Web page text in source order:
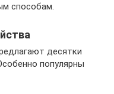
способам.
десятки
популярны